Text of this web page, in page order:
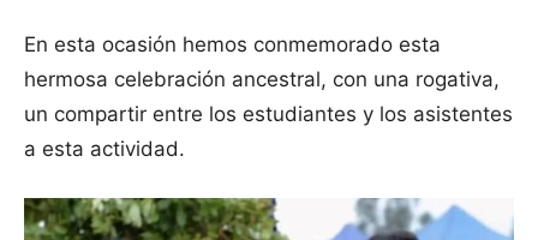
En esta ocasión hemos conmemorado esta
hermosa celebración ancestral, con una rogativa,
un compartir entre los estudiantes y los asistentes
a esta actividad.